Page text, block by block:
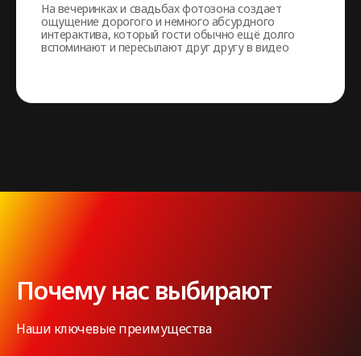
На вечеринках и свадьбах фотозона создает
ощущение дорогого и немного абсурдного
интерактива, который гости обычно ещё долго
вспоминают и пересылают друг другу в видео
Почему нас выбирают
Наши ключевые преимущества